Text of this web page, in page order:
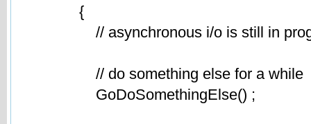
{
// asynchronous i/o is still in
// do something else for a while
GoDoSomethingElse() ;